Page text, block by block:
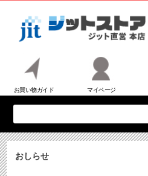
お買い物ガイド マイページ
おしらせ